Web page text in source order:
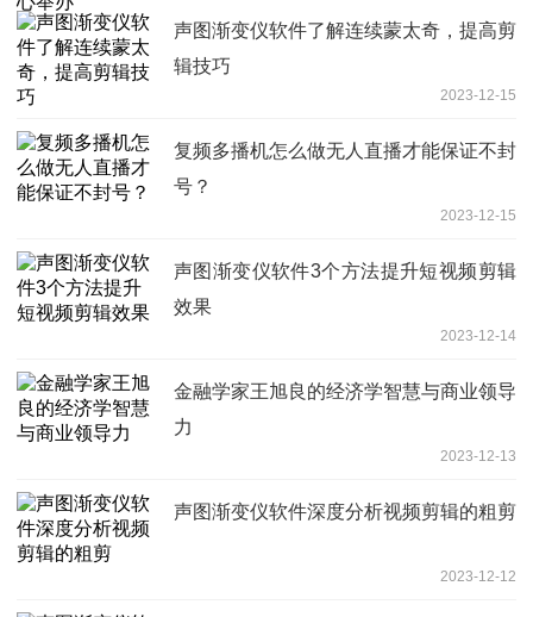
声图渐变仪软件了解连续蒙太奇，提高剪
辑技巧
2023-12-15
复频多播机怎么做无人直播才能保证不封
号？
2023-12-15
声图渐变仪软件3个方法提升短视频剪辑
效果
2023-12-14
金融学家王旭良的经济学智慧与商业领导
力
2023-12-13
声图渐变仪软件深度分析视频剪辑的粗剪
2023-12-12